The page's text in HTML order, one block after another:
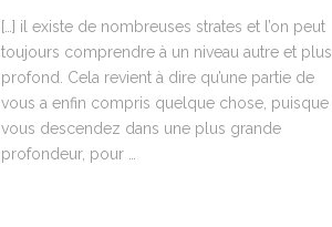
[…] il existe de nombreuses strates et l’on peut
toujours comprendre à un niveau autre et plus
profond. Cela revient à dire qu’une partie de
vous a enfin compris quelque chose, puisque
vous descendez dans une plus grande
profondeur, pour …